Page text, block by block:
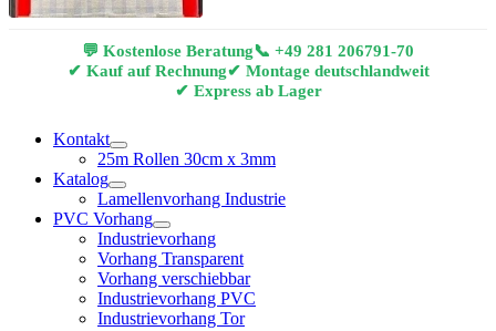
💬 Kostenlose Beratung📞 +49 281 206791-70
✔ Kauf auf Rechnung✔ Montage deutschlandweit
✔ Express ab Lager
Kontakt
25m Rollen 30cm x 3mm
Katalog
Lamellenvorhang Industrie
PVC Vorhang
Industrievorhang
Vorhang Transparent
Vorhang verschiebbar
Industrievorhang PVC
Industrievorhang Tor